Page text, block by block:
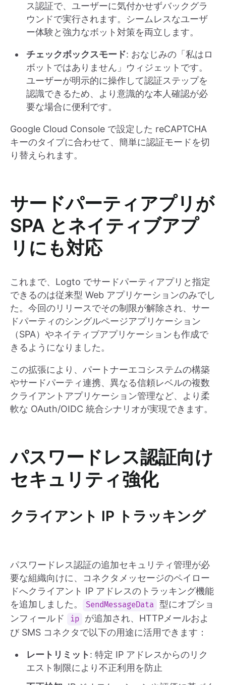
ス認証で、ユーザーに気付かせずバックグラ
ウンドで実行されます。シームレスなユーザ
ー体験と強力なボット対策を両立します。
チェックボックスモード: おなじみの「私はロ
ボットではありません」ウィジェットです。
ユーザーが明示的に操作して認証ステップを
認識できるため、より意識的な本人確認が必
要な場合に便利です。
Google Cloud Console で設定した reCAPTCHA
キーのタイプに合わせて、簡単に認証モードを切
り替えられます。
サードパーティアプリが
SPA とネイティブアプ
リにも対応
これまで、Logto でサードパーティアプリと指定
できるのは従来型 Web アプリケーションのみでし
た。今回のリリースでその制限が解除され、サー
ドパーティのシングルページアプリケーション
（SPA）やネイティブアプリケーションも作成で
きるようになりました。
この拡張により、パートナーエコシステムの構築
やサードパーティ連携、異なる信頼レベルの複数
クライアントアプリケーション管理など、より柔
軟な OAuth/OIDC 統合シナリオが実現できます。
パスワードレス認証向け
セキュリティ強化
クライアント IP トラッキング
パスワードレス認証の追加セキュリティ管理が必
要な組織向けに、コネクタメッセージのペイロー
ドへクライアント IP アドレスのトラッキング機能
を追加しました。
SendMessageData
型にオプショ
ンフィールド
ip
が追加され、HTTPメールおよ
び SMS コネクタで以下の用途に活用できます：
レートリミット: 特定 IP アドレスからのリク
エスト制限により不正利用を防止